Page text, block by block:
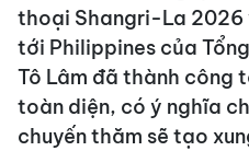
thoại Shangri-La 2026
tới Philippines của
Tô Lâm đã thành công
toàn diện, có ý nghĩa
chuyến thăm sẽ tạo